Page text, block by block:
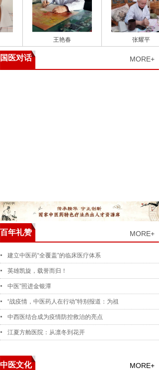
王艳春 张耀平
国医对话 MORE+
百年礼赞 MORE+
建立中医药“全覆盖”的临床医疗体系
英雄凯旋，载誉而归！
中医”照进金银潭
“战疫情，中医药人在行动”特别报道：为祖
中西医结合成为疫情防控救治的亮点
江夏方舱医院：从凛冬到花开
中医文化 MORE+